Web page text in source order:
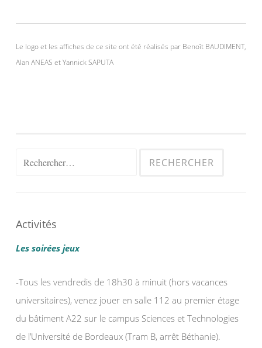
Le logo et les affiches de ce site ont été réalisés par Benoît BAUDIMENT,
Alan ANEAS et Yannick SAPUTA
Rechercher :
Activités
Les soirées jeux
-Tous les vendredis de 18h30 à minuit (hors vacances
universitaires), venez jouer en salle 112 au premier étage
du bâtiment A22 sur le campus Sciences et Technologies
de l’Université de Bordeaux (Tram B, arrêt Béthanie).